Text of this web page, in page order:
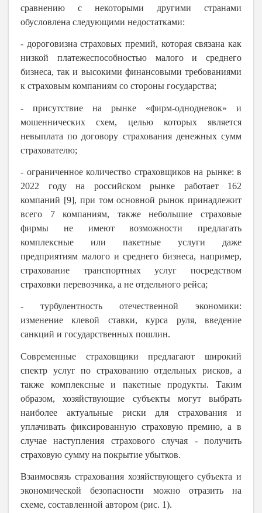
сравнению с некоторыми другими странами
обусловлена следующими недостатками:
- дороговизна страховых премий, которая связана как
низкой платежеспособностью малого и среднего
бизнеса, так и высокими финансовыми требованиями
к страховым компаниям со стороны государства;
- присутствие на рынке «фирм-однодневок» и
мошеннических схем, целью которых является
невыплата по договору страхования денежных сумм
страхователю;
- ограниченное количество страховщиков на рынке: в
2022 году на российском рынке работает 162
компаний [9], при том основной рынок принадлежит
всего 7 компаниям, также небольшие страховые
фирмы не имеют возможности предлагать
комплексные или пакетные услуги даже
предприятиям малого и среднего бизнеса, например,
страхование транспортных услуг посредством
страховки перевозчика, а не отдельного рейса;
- турбулентность отечественной экономики:
изменение клевой ставки, курса руля, введение
санкций и государственных пошлин.
Современные страховщики предлагают широкий
спектр услуг по страхованию отдельных рисков, а
также комплексные и пакетные продукты. Таким
образом, хозяйствующие субъекты могут выбрать
наиболее актуальные риски для страхования и
уплачивать фиксированную страховую премию, а в
случае наступления страхового случая - получить
страховую сумму на покрытие убытков.
Взаимосвязь страхования хозяйствующего субъекта и
экономической безопасности можно отразить на
схеме, составленной автором (рис. 1).